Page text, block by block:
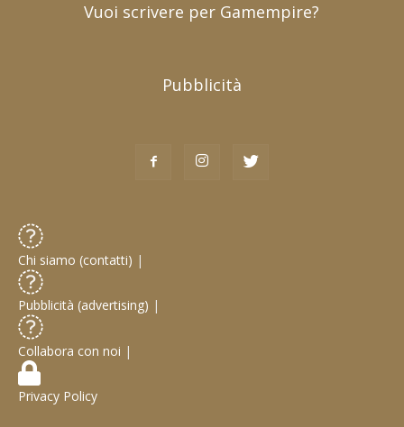
Vuoi scrivere per Gamempire?
Pubblicità
Chi siamo (contatti) |
Pubblicità (advertising) |
Collabora con noi |
Privacy Policy